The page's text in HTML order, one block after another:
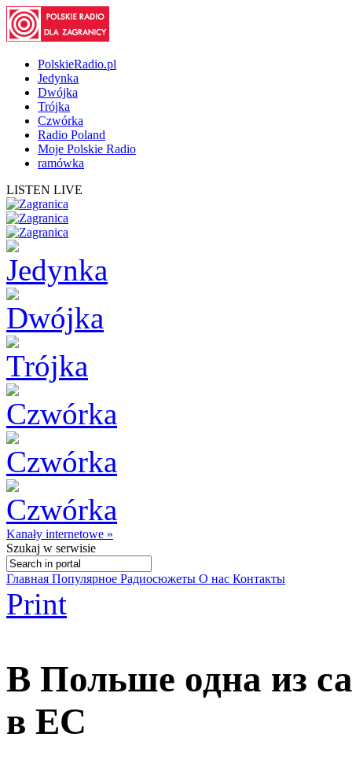
PolskieRadio.pl
Jedynka
Dwójka
Trójka
Czwórka
Radio Poland
Moje Polskie Radio
ramówka
LISTEN LIVE
Kanały internetowe »
Szukaj w serwisie
Главная Популярное Радиосюжеты О нас Контакты
Print
В Польше одна из
в ЕС